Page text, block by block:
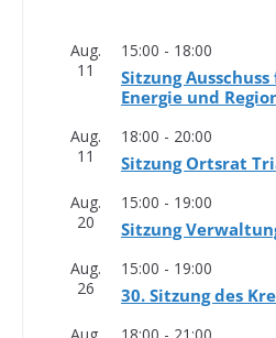
Aug.
11
15:00 - 18:00
Sit­zung
Ener­gie und
Aug.
11
18:00 - 20:00
Sit­zung Orts­rat
Aug.
20
15:00 - 19:00
Sit­zung
Aug.
26
15:00 - 19:00
30. Sit­zung des